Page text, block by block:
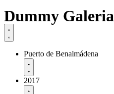
Dummy Galeria
Puerto de Benalmádena
2017